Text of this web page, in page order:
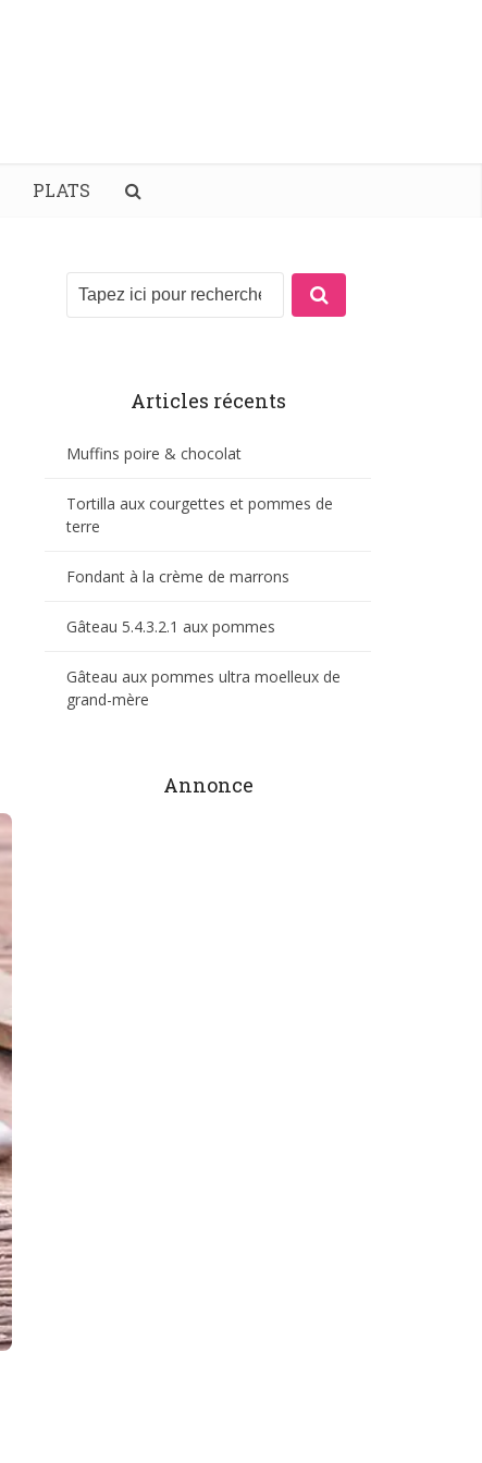
PLATS
Articles récents
Muffins poire & chocolat
Tortilla aux courgettes et pommes de
terre
Fondant à la crème de marrons
Gâteau 5.4.3.2.1 aux pommes
Gâteau aux pommes ultra moelleux de
grand-mère
Annonce